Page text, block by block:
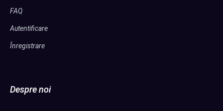
FAQ
Autentificare
Înregistrare
Despre noi